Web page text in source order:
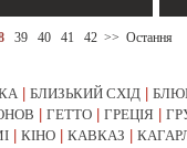
39 40 41 42 >> Остання
БЛИЗЬКИЙ СХІД
ГЕТТО ГРЕЦІЯ
КІНО КАВКАЗ